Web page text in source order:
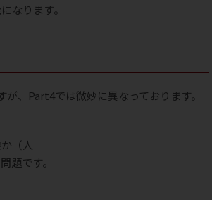
なります。
、Part4では微妙に異なっております。
（人
題です。